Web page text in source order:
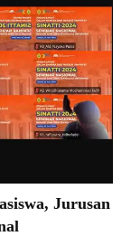
Jurusan